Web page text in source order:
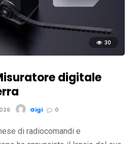
30
digitale
Gigi 0
di radiocomandi e